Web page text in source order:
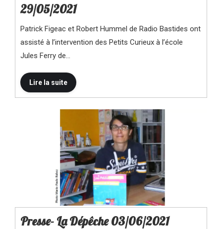
29/05/2021
Patrick Figeac et Robert Hummel de Radio Bastides ont
assisté à l’intervention des Petits Curieux à l’école
Jules Ferry de…
Presse- La Dépêche 03/06/2021